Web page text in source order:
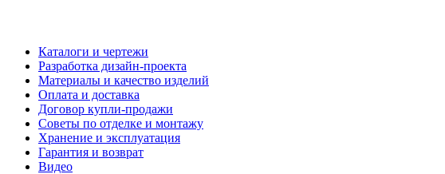
Каталоги и чертежи
Разработка дизайн-проекта
Материалы и качество изделий
Оплата и доставка
Договор купли-продажи
Советы по отделке и монтажу
Хранение и эксплуатация
Гарантия и возврат
Видео